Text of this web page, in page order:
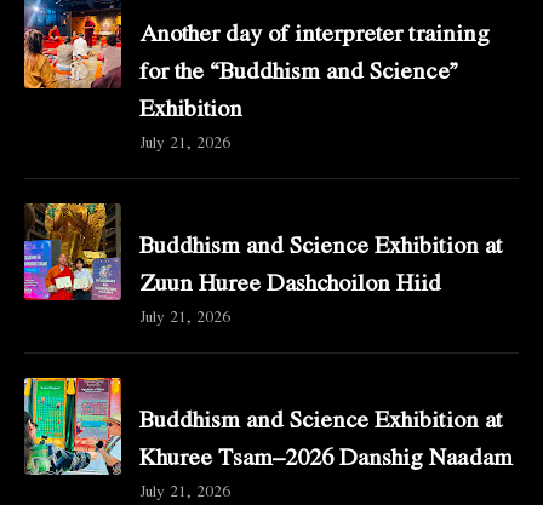
Another day of interpreter training
for the “Buddhism and Science”
Exhibition
July 21, 2026
Buddhism and Science Exhibition at
Zuun Huree Dashchoilon Hiid
July 21, 2026
Buddhism and Science Exhibition at
Khuree Tsam–2026 Danshig Naadam
July 21, 2026